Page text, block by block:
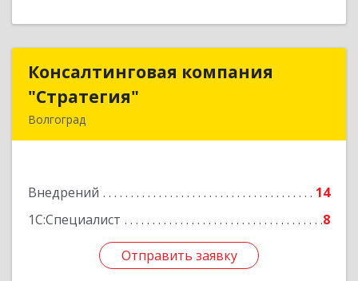
Консалтинговая компания
"Стратегия"
Волгоград
Внедрений
14
1С:Специалист
8
Отправить заявку
Консалтинговая компания
Подробнее
Отправить заявку